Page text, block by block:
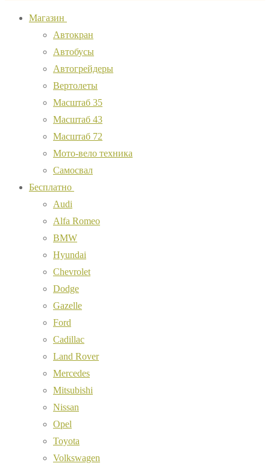
Магазин
Автокран
Автобусы
Автогрейдеры
Вертолеты
Масштаб 35
Масштаб 43
Масштаб 72
Мото-вело техника
Самосвал
Бесплатно
Audi
Alfa Romeo
BMW
Hyundai
Chevrolet
Dodge
Gazelle
Ford
Cadillac
Land Rover
Mercedes
Mitsubishi
Nissan
Opel
Toyota
Volkswagen